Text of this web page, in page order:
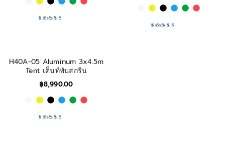
H40A-05 Aluminum 3x4.5m
Tent เต็นท์พับสกรีน
฿8,990.00